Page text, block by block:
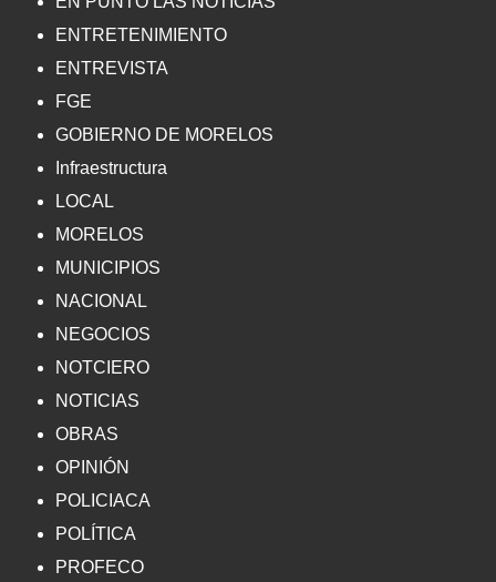
ENTRETENIMIENTO
ENTREVISTA
FGE
GOBIERNO DE MORELOS
Infraestructura
LOCAL
MORELOS
MUNICIPIOS
NACIONAL
NEGOCIOS
NOTCIERO
NOTICIAS
OBRAS
OPINIÓN
POLICIACA
POLÍTICA
PROFECO